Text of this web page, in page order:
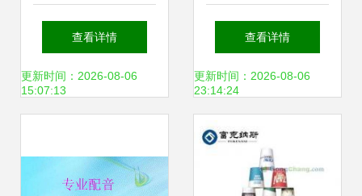
激活 腾讯社交广告
新资源定义多场景
查看详情
更新时间：2026-08-06
15:07:13
爱心 永州市创新举
措鼓励企业广告助
力疫情防控”，各类
创意传递温暖与责
查看详情
更新时间：2026-08-06
23:14:24